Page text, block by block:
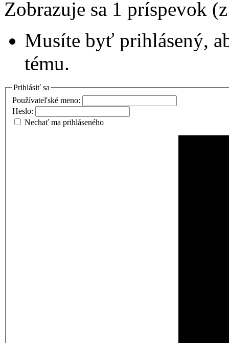
Zobrazuje sa 1 príspevok
Musíte byť prihlásený,
tému.
Prihlásiť sa
Používateľské meno:
Heslo:
Nechať ma prihláseného